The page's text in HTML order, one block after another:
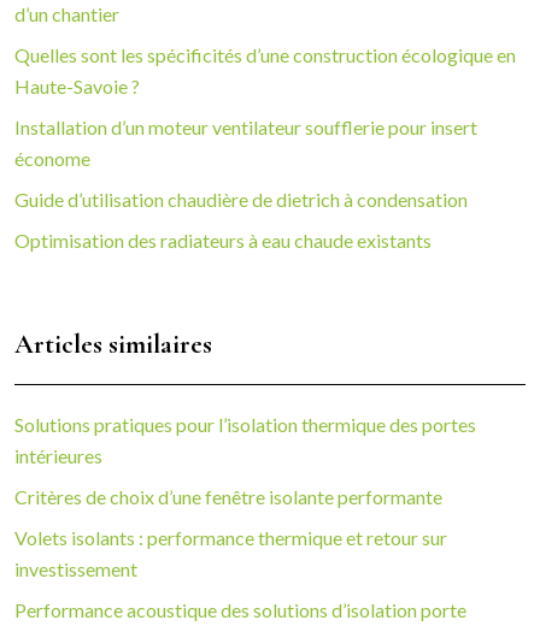
d’un chantier
Quelles sont les spécificités d’une construction écologique en
Haute-Savoie ?
Installation d’un moteur ventilateur soufflerie pour insert
économe
Guide d’utilisation chaudière de dietrich à condensation
Optimisation des radiateurs à eau chaude existants
Articles similaires
Solutions pratiques pour l’isolation thermique des portes
intérieures
Critères de choix d’une fenêtre isolante performante
Volets isolants : performance thermique et retour sur
investissement
Performance acoustique des solutions d’isolation porte